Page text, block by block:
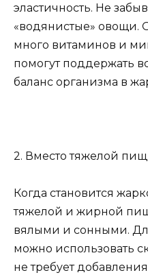
эластичность. Не
«водянистые» овощи.
много витаминов и
помогут поддержать
баланс организма в
2. Вместо тяжелой
Когда становится
тяжелой и жирной
вялыми и сонными.
можно использовать
не требует